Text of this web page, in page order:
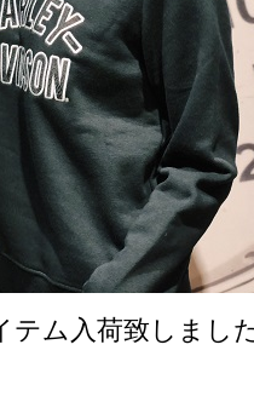
テム入荷致しまし